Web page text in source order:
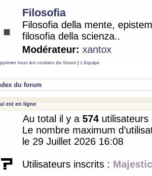
Filosofia
Filosofia della mente,
filosofia della scienza..
Modérateur: xantox
tous les cookies du forum | L’équipe
du forum
est en ligne
Au total il y a 574
Le nombre maximum
le 29 Juillet 2026 16:08
Utilisateurs inscrits :